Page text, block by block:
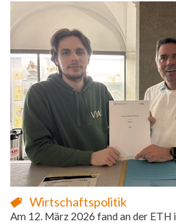
Wirtschaftspolitik
Am 12. März 2026 fand an der ETH